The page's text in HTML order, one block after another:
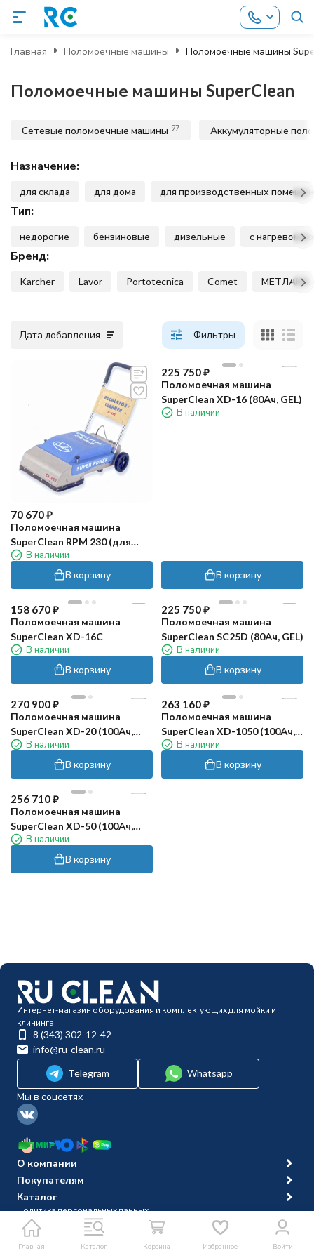
Главная Поломоечные машины Поломоечные машины
Поломоечные машины SuperClean
Сетевые поломоечные машины 97 Аккумуляторные
Назначение:
для склада для дома для производственных
Тип:
недорогие бензиновые дизельные с нагревом
Бренд:
Karcher Lavor Portotecnica Comet МЕТЛАНА
Дата добавления Фильтры
70 670₽
Поломоечная машина
SuperClean RPM 230 (для
эскалаторов)
В наличии
В корзину
225 750₽
Поломоечная машина
SuperClean XD-16 (80Ач, GEL)
В наличии
В корзину
158 670₽
Поломоечная машина
SuperClean XD-16C
В наличии
В корзину
225 750₽
Поломоечная машина
SuperClean SC25D (80Ач, GEL)
В наличии
В корзину
270 900₽
Поломоечная машина
SuperClean XD-20 (100Ач,
GEL)В наличии
В корзину
263 160₽
Поломоечная машина
SuperClean XD-1050 (100Ач,
GEL)В наличии
В корзину
256 710₽
Поломоечная машина
SuperClean XD-50 (100Ач,
GEL)В наличии
В корзину
Главная Каталог Корзина Избранное Войти
Интернет-магазин оборудования и комплектующих для мойки и
клининга
8 (343) 302-12-42
info@ru-clean.ru
Telegram
Whatsapp
Мы в соцсетях
О компании
Покупателям
Каталог
Политика персональных данных
© 2014-2026 Ru-clean